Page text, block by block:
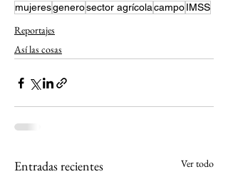
mujeresgenerosector agrícolacampoIMSS
Reportajes
Así las cosas
Entradas recientes Ver todo